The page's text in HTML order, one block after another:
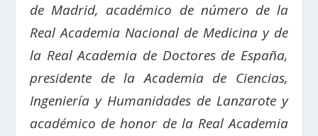
de Madrid, académico de número de la
Real Academia Nacional de Medicina y de
la Real Academia de Doctores de España,
presidente de la Academia de Ciencias,
Ingeniería y Humanidades de Lanzarote y
académico de honor de la Real Academia